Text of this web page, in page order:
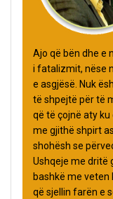
Ajo që bën dhe e
i fatalizmit, nëse
e asgjësë. Nuk
të shpejtë për të
që të çojnë aty
me gjithë shpirt
shohësh se
Ushqeje me dritë
bashkë me veten
që sjellin farën e